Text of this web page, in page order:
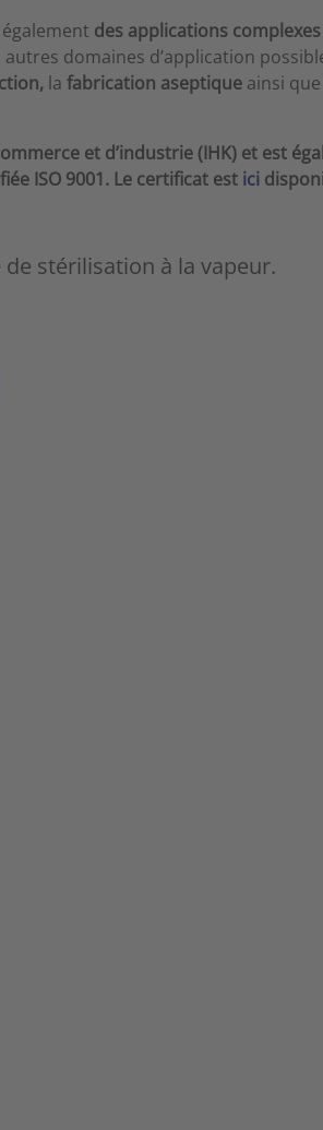
des applications complexes
autres domaines d’application
la fabrication aseptique ainsi
et d’industrie (IHK) et est
ISO 9001. Le certificat est ici
stérilisation à la vapeur.